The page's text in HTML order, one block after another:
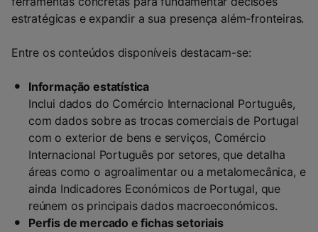
estratégicas e expandir a sua presença além-fronteiras.
Entre os conteúdos disponíveis destacam-se:
Informação estatística
Inclui dados do Comércio Internacional Português,
com dados sobre as trocas comerciais de Portugal
com o exterior de bens e serviços, Comércio
Internacional Português por setores, que detalha
áreas como o agroalimentar ou a metalomecânica, e
ainda Indicadores Económicos de Portugal, que
reúnem os principais dados macroeconómicos.
Perfis de mercado e fichas setoriais